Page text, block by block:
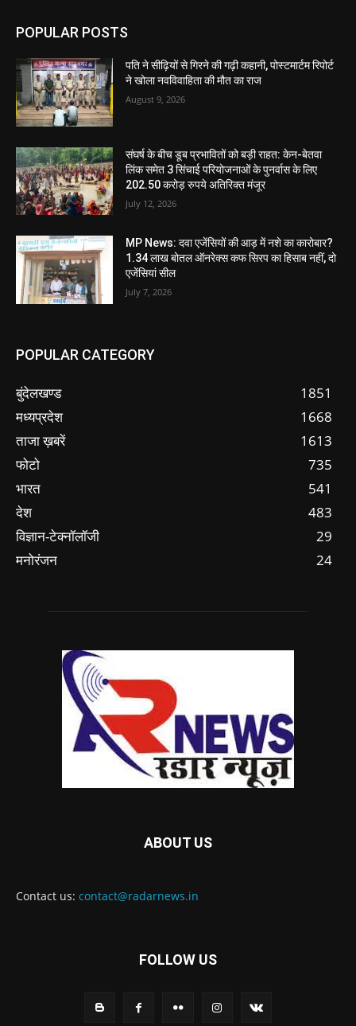
POPULAR POSTS
पति ने सीढ़ियों से गिरने की गढ़ी कहानी, पोस्टमार्टम रिपोर्ट
ने खोला नवविवाहिता की मौत का राज
August 9, 2026
संघर्ष के बीच डूब प्रभावितों को बड़ी राहत: केन-बेतवा
लिंक समेत 3 सिंचाई परियोजनाओं के पुनर्वास के लिए
202.50 करोड़ रुपये अतिरिक्त मंजूर
July 12, 2026
MP News: दवा एजेंसियों की आड़ में नशे का कारोबार?
1.34 लाख बोतल ऑनरेक्स कफ सिरप का हिसाब नहीं, दो
एजेंसियां सील
July 7, 2026
POPULAR CATEGORY
बुंदेलखण्ड
1851
मध्यप्रदेश
1668
ताजा ख़बरें
1613
फोटो
735
भारत
541
देश
483
विज्ञान-टेक्नॉलॉजी
29
मनोरंजन
24
ABOUT US
Contact us: contact@radarnews.in
FOLLOW US